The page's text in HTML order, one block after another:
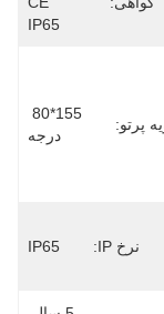
IP65
پرتو:
درجه
نرخ IP: IP65